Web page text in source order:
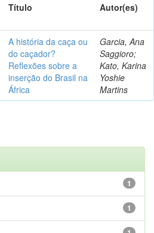
Título Autor(es)
A história da caça ou
do caçador?
Reflexões sobre a
inserção do Brasil na
África
Garcia, Ana
Saggioro;
Kato, Karina
Yoshie
Martins
1
1